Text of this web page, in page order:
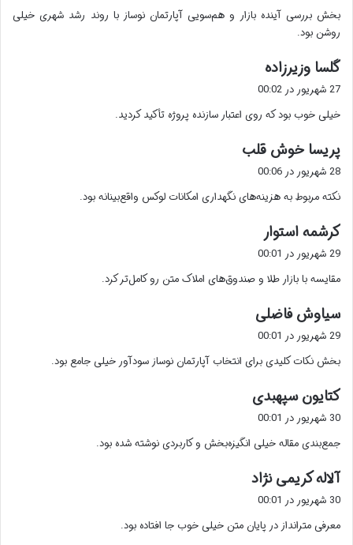
بخش بررسی آینده بازار و هم‌سویی آپارتمان نوساز با روند رشد شهری خیلی
روشن بود.
گلسا وزیرزاده
ف
27 شهریور در 00:02
خیلی خوب بود که روی اعتبار سازنده پروژه تأکید کردید.
پریسا خوش قلب
:
28 شهریور در 00:06
نکته مربوط به هزینه‌های نگهداری امکانات لوکس واقع‌بینانه بود.
کرشمه استوار
ف
:
29 شهریور در 00:01
مقایسه با بازار طلا و صندوق‌های املاک متن رو کامل‌تر کرد.
سیاوش فاضلی
:
29 شهریور در 00:01
بخش نکات کلیدی برای انتخاب آپارتمان نوساز سودآور خیلی جامع بود.
کتایون سپهبدی
30 شهریور در 00:01
جمع‌بندی مقاله خیلی انگیزه‌بخش و کاربردی نوشته شده بود.
آلاله کریمی نژاد
:
30 شهریور در 00:01
معرفی مترانداز در پایان متن خیلی خوب جا افتاده بود.